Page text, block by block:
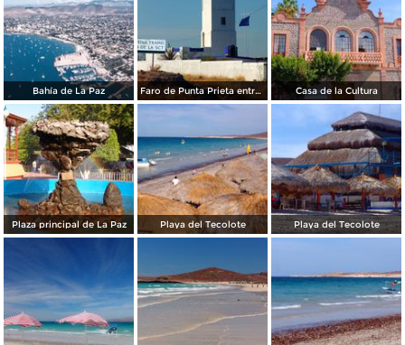
Bahía de La Paz Faro de Punta Prieta entre la Paz y Pichilingue Casa de la Cultura
Plaza principal de La Paz Playa del Tecolote Playa del Tecolote